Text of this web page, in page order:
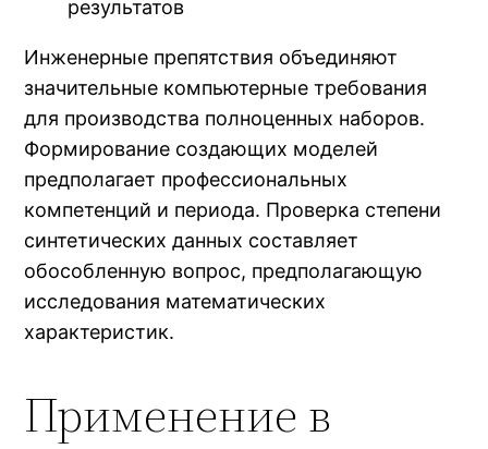
результатов
Инженерные препятствия объединяют
значительные компьютерные требования
для производства полноценных наборов.
Формирование создающих моделей
предполагает профессиональных
компетенций и периода. Проверка степени
синтетических данных составляет
обособленную вопрос, предполагающую
исследования математических
характеристик.
Применение в